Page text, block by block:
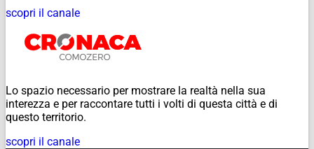
scopri il canale
Lo spazio necessario per mostrare la realtà nella sua
interezza e per raccontare tutti i volti di questa città e di
questo territorio.
scopri il canale